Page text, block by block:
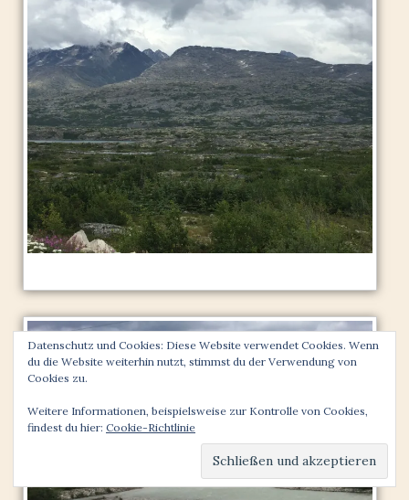
Datenschutz und Cookies: Diese Website verwendet Cookies. Wenn
du die Website weiterhin nutzt, stimmst du der Verwendung von
Cookies zu.
Weitere Informationen, beispielsweise zur Kontrolle von Cookies,
findest du hier: Cookie-Richtlinie